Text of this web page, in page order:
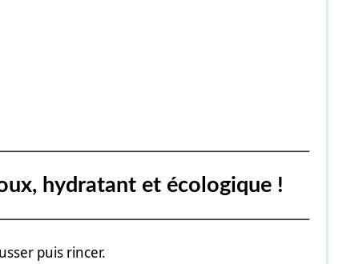
hydratant et écologique !
puis rincer.